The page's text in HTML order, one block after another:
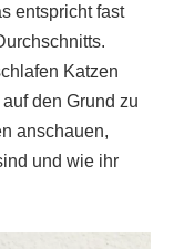
entspricht fast
Katzen
den Grund zu
anschauen,
und wie ihr